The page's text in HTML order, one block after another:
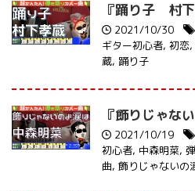
『踊り子 村下
2021/10/30
ギター初心者, 初恋,
蔵, 踊り子
『飾りじゃな
2021/10/19
初心者, 中森明菜,
曲, 飾りじゃないの